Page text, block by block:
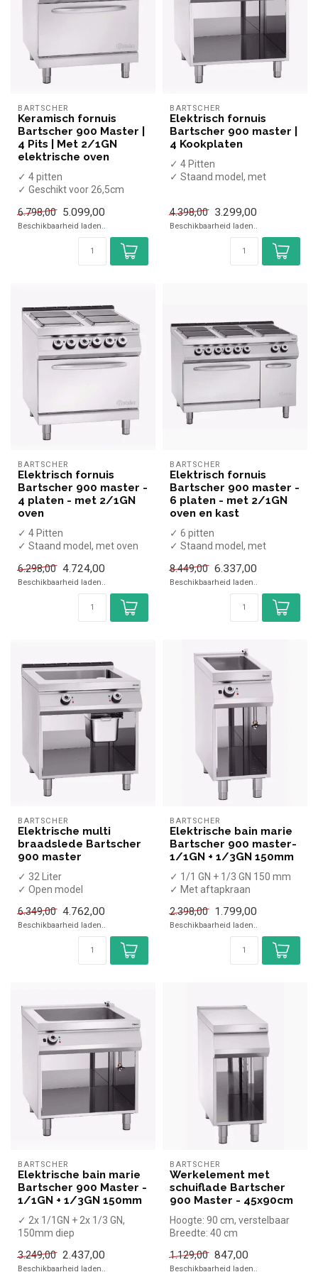
BARTSCHER
Keramisch fornuis
Bartscher 900 Master |
4 Pits | Met 2/1GN
elektrische oven
✓ 4 pitten
✓ Geschikt voor 26,5cm
✓ Staand model, met oven
✓ ...
6.798,00 5.099,00
Beschikbaarheid laden..
BARTSCHER
Elektrisch fornuis
Bartscher 900 master |
4 Kookplaten
✓ 4 Pitten
✓ Staand model, met
✓ 400 Volt
4.398,00 3.299,00
Beschikbaarheid laden..
BARTSCHER
Elektrisch fornuis
Bartscher 900 master -
4 platen - met 2/1GN
oven
✓ 4 Pitten
✓ Staand model, met oven
✓ 400 Volt
6.298,00 4.724,00
Beschikbaarheid laden..
BARTSCHER
Elektrisch fornuis
Bartscher 900 master -
6 platen - met 2/1GN
oven en kast
✓ 6 pitten
✓ Staand model, met
✓ 29,6 kW
✓ 400 Volt
8.449,00 6.337,00
Beschikbaarheid laden..
BARTSCHER
Elektrische multi
braadslede Bartscher
900 master
✓ 32 Liter
✓ Open model
✓ 400 Volt
6.349,00 4.762,00
Beschikbaarheid laden..
BARTSCHER
Elektrische bain marie
Bartscher 900 master-
1/1GN + 1/3GN 150mm
✓ 1/1 GN + 1/3 GN 150 mm
✓ Met aftapkraan
✓ 3,5 kW
✓ 230 Volt
2.398,00 1.799,00
Beschikbaarheid laden..
BARTSCHER
Elektrische bain marie
Bartscher 900 Master -
1/1GN + 1/3GN 150mm
✓ 2x 1/1GN + 2x 1/3 GN,
150mm diep
✓ Staand model
3.249,00 2.437,00
Beschikbaarheid laden..
BARTSCHER
Werkelement met
schuiflade Bartscher
900 Master - 45x90cm
Hoogte: 90 cm, verstelbaar
Breedte: 40 cm
1.129,00 847,00
Beschikbaarheid laden..